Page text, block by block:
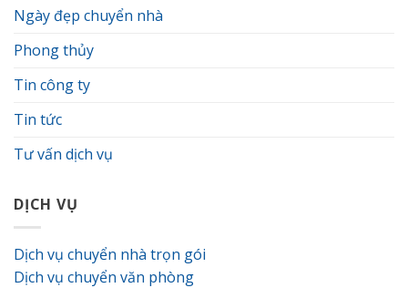
Ngày đẹp chuyển nhà
Phong thủy
Tin công ty
Tin tức
Tư vấn dịch vụ
DỊCH VỤ
Dịch vụ chuyển nhà trọn gói
Dịch vụ chuyển văn phòng